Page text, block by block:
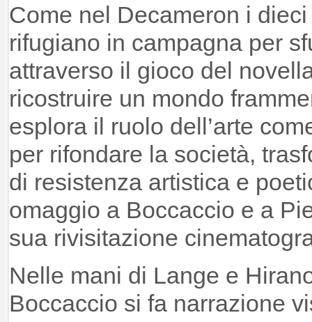
Come nel Decameron i
rifugiano in campagna per
attraverso il gioco del
ricostruire un mondo
esplora il ruolo dell’arte
per rifondare la società,
di resistenza artistica e
omaggio a Boccaccio e a
sua rivisitazione
Nelle mani di Lange e
Boccaccio si fa narrazione